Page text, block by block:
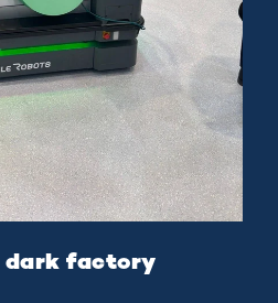
dark factory